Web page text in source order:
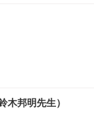
木邦明先生）